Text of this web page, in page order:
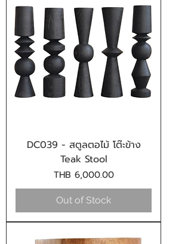
DC039 - สตูลตอไม้ โต๊ะข้าง
Teak Stool
Price
THB 6,000.00
Out of Stock